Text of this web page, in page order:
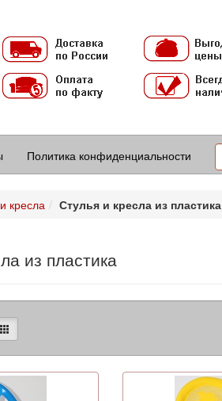
Политика конфиденциальности
кресла Стулья и кресла из пластика
из пластика